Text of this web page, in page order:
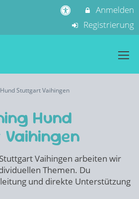
Anmelden
Registrierung
Stuttgart Vaihingen
Hund
Vaihingen arbeiten wir
Themen. Du
und direkte Unterstützung